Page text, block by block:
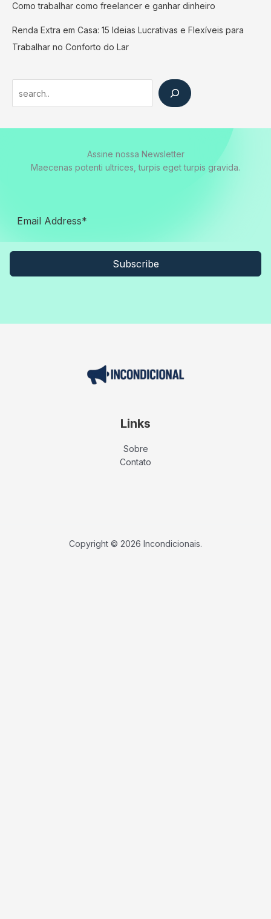
Como trabalhar como freelancer e ganhar dinheiro
Renda Extra em Casa: 15 Ideias Lucrativas e Flexíveis para
Trabalhar no Conforto do Lar
Assine nossa Newsletter
Maecenas potenti ultrices, turpis eget turpis gravida.
Subscribe
Links
Sobre
Contato
Copyright © 2026 Incondicionais.